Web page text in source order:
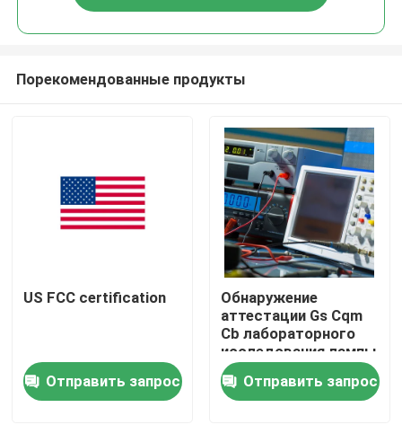
Дом
испытывая продукты
Порекомендованные продукты
US FCC certification
Отправить запрос
Обнаружение
аттестации Gs Cqm
Cb лабораторного
исследования лампы
электрофонаря и
обслуживание
аттестации
Отправить запрос